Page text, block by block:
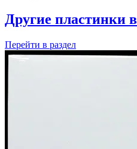
Другие пластинки
Перейти в раздел